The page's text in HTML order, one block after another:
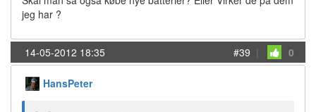
jeg har ?
14-05-2012 18:35 #39 | 0
HansPeter